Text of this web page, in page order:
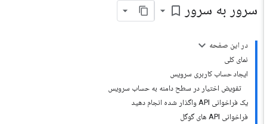
سرور به سرور
bookmark_border
در این صفحه
نمای کلی
ایجاد حساب کاربری سرویس
تفویض اختیار در سطح دامنه به حساب سرویس
یک فراخوانی API واگذار شده انجام دهید
فراخوانی API های گوگل